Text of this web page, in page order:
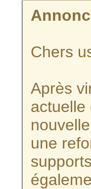
Chers
Après
actuelle
une